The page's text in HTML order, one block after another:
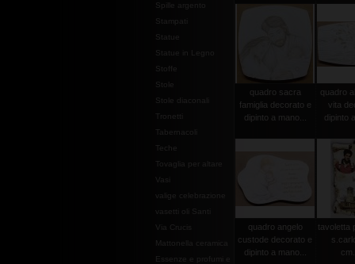
Spille argento
Stampati
Statue
Statue in Legno
Stoffe
Stole
Stole diaconali
Tabernacoli
valige celebrazione
Mattonella ceramica
Essenze e profumi e
quadro sacra
famiglia decorato e
dipinto a mano...
quadro
vita
dipinto
quadro angelo
custode decorato e
dipinto a mano...
tavoletta